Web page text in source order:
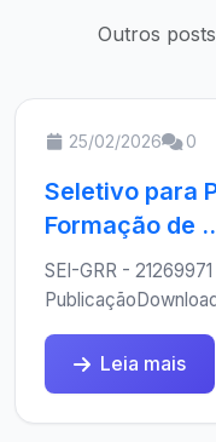
Outros
25/02/2026 0
Seletivo para
Formação de
SEI-GRR -
Leia mais